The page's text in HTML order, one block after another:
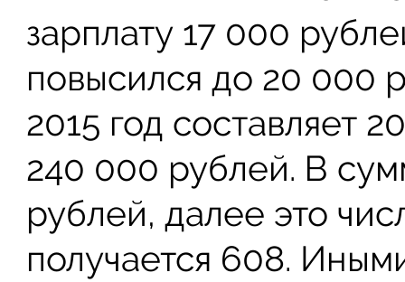
зарплату 17 000
повысился до 20 000
2015 год составляет
240 000 рублей. В
рублей, далее это
получается 608.